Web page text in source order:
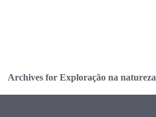
Archives for Exploração na natureza